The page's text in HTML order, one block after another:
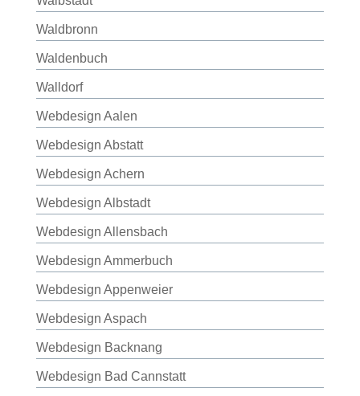
Waldbronn
Waldenbuch
Walldorf
Webdesign Aalen
Webdesign Abstatt
Webdesign Achern
Webdesign Albstadt
Webdesign Allensbach
Webdesign Ammerbuch
Webdesign Appenweier
Webdesign Aspach
Webdesign Backnang
Webdesign Bad Cannstatt